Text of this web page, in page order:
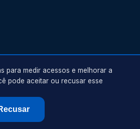
. Todos os direitos reservados.
para medir acessos e melhorar a
pode aceitar ou recusar esse